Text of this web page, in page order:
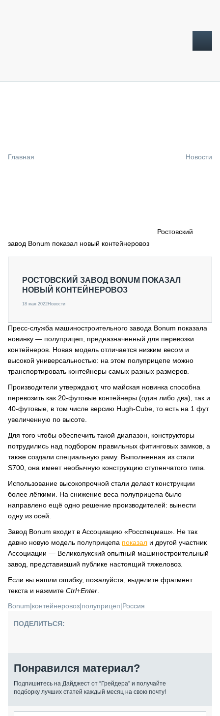
СПЕЦПРОЕКТЫ
О ПРОЕКТЕ
Главная Новости
Ростовский
завод Bonum показал новый контейнеровоз
РОСТОВСКИЙ ЗАВОД BONUM ПОКАЗАЛ
НОВЫЙ КОНТЕЙНЕРОВОЗ
18 мая 2022Новости
Пресс-служба машиностроительного завода Bonum показала
новинку — полуприцеп, предназначенный для перевозки
контейнеров. Новая модель отличается низким весом и
высокой универсальностью: на этом полуприцепе можно
транспортировать контейнеры самых разных размеров.
Производители утверждают, что майская новинка способна
перевозить как 20-футовые контейнеры (один либо два), так и
40-футовые, в том числе версию Hugh-Cube, то есть на 1 фут
увеличенную по высоте.
Для того чтобы обеспечить такой диапазон, конструкторы
потрудились над подбором правильных фитинговых замков, а
также создали специальную раму. Выполненная из стали
S700, она имеет необычную конструкцию ступенчатого типа.
Использование высокопрочной стали делает конструкции
более лёгкими. На снижение веса полуприцепа было
направлено ещё одно решение производителей: вынести
одну из осей.
Завод Bonum входит в Ассоциацию «Росспецмаш». Не так
давно новую модель полуприцепа показал и другой участник
Ассоциации — Великолукский опытный машиностроительный
завод, представивший публике настоящий тяжеловоз.
Если вы нашли ошибку, пожалуйста, выделите фрагмент
текста и нажмите Ctrl+Enter
Bonum|контейнеровоз|полуприцеп|Россия
ПОДЕЛИТЬСЯ:
Понравился материал?
Подпишитесь на Дайджест от “Грейдера” и получайте
подборку лучших статей каждый месяц на свою почту!